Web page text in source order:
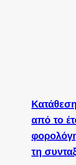
από το
τη